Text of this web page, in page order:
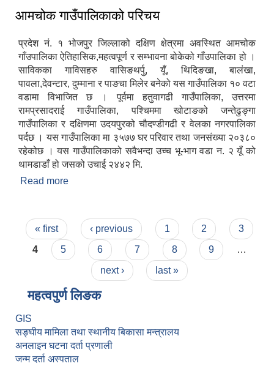
आमचोक गाउँपालिकाको परिचय
प्रदेश नं. १ भोजपुर जिल्लाको दक्षिण क्षेत्रमा अवस्थित आमचोक
गाँउपालिका ऐतिहासिक,महत्वपूर्ण र सम्भावना बोकेको गाँउपालिका हो ।
साविकका गाविसहरु वासिङथर्पु, यूँ, थिदिङखा, बालंखा,
पावला,देवन्टार, दुम्माना र पाङचा मिलेर बनेको यस गाउँपालिका १० वटा
वडामा विभाजित छ । पूर्वमा हतुवागढी गाउँपालिका, उत्तरमा
रामप्रसादराई गाउँपालिका, पश्चिममा खोटाङको जन्तेढुङ्गा
गाउँपालिका र दक्षिणमा उदयपुरको चौदण्डीगढी र वेलका नगरपालिका
पर्दछ । यस गाउँपालिका मा ३५७७ घर परिवार तथा जनसंख्या २०३८०
रहेकोछ । यस गाउँपालिकाको सवैभन्दा उच्च भू-भाग वडा न‌. २ यूँ को
थामडाडाँ हो जसको उचाई २४४२ मि.
Read more
Pages
« first ‹ previous 1 2
3
4
5 6 7 8 9
…
next ›
last »
महत्वपुर्ण लि‌‌ङक
GIS
सङ्घीय मामिला तथा स्थानीय बिकासा मन्त्रालय
अनलाइन घटना दर्ता प्रणाली
जन्म दर्ता अस्पताल